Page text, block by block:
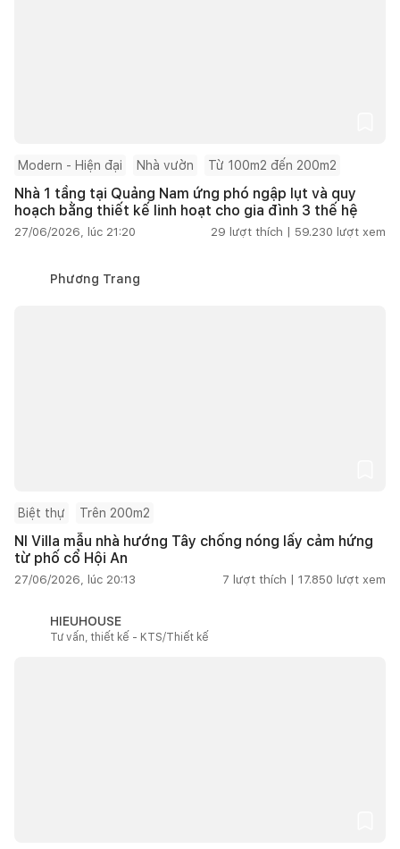
Modern - Hiện đại Nhà vườn Từ 100m2 đến 200m2
Nhà 1 tầng tại Quảng Nam ứng phó ngập lụt và quy
hoạch bằng thiết kế linh hoạt cho gia đình 3 thế hệ
27/06/2026, lúc 21:20 29 lượt thích | 59.230 lượt xem
Phương Trang
Biệt thự Trên 200m2
NI Villa mẫu nhà hướng Tây chống nóng lấy cảm hứng
từ phố cổ Hội An
27/06/2026, lúc 20:13 7 lượt thích | 17.850 lượt xem
HIEUHOUSE
Tư vấn, thiết kế - KTS/Thiết kế